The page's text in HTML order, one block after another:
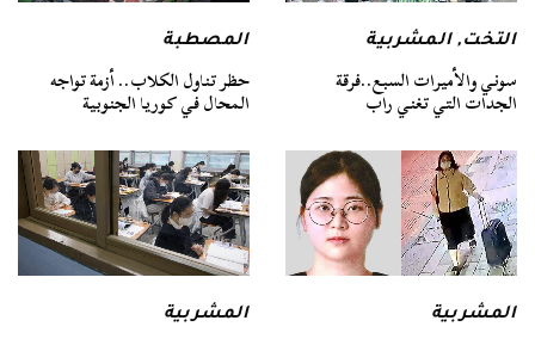
التخت,المشربية
سوني والأميرات السبع..فرقة
الجدات التي تغني راب
المصطبة
حظر تناول الكلاب.. أزمة تواجه
المحال في كوريا الجنوبية
المشربية المشربية